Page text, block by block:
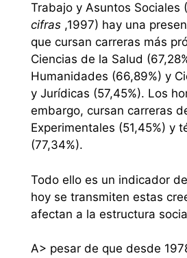
Trabajo y Asuntos Sociales
cifras ,1997) hay una
que cursan carreras más
Ciencias de la Salud
Humanidades (66,89%) y
y Jurídicas (57,45%). Los
embargo, cursan carreras
Experimentales (51,45%) y
(77,34%).
Todo ello es un indicador
hoy se transmiten estas
afectan a la estructura
A> pesar de que desde